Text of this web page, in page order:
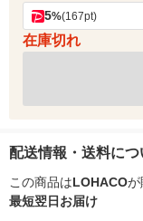
5%(167pt)
在庫切れ
配送情報・送料につ
この商品はLOHACOが
最短翌日お届け